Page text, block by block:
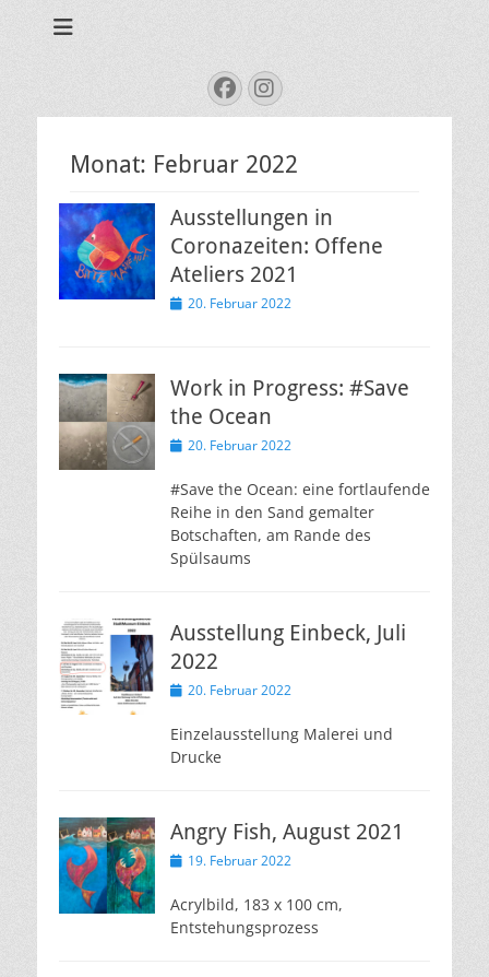
nach:
Facebook
Instagram
Monat: Februar 2022
Ausstellungen in
Coronazeiten: Offene
Ateliers 2021
Veröffentlicht
20. Februar 2022
Work in Progress: #Save
the Ocean
Veröffentlicht
20. Februar 2022
#Save the Ocean: eine fortlaufende
Reihe in den Sand gemalter
Botschaften, am Rande des
Spülsaums
Ausstellung Einbeck, Juli
2022
Veröffentlicht
20. Februar 2022
Einzelausstellung Malerei und
Drucke
Angry Fish, August 2021
Veröffentlicht
19. Februar 2022
Acrylbild, 183 x 100 cm,
Entstehungsprozess